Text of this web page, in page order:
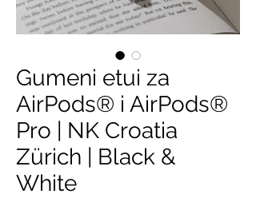
Gumeni etui za
AirPods® i AirPods®
Pro | NK Croatia
Zürich | Black &
White